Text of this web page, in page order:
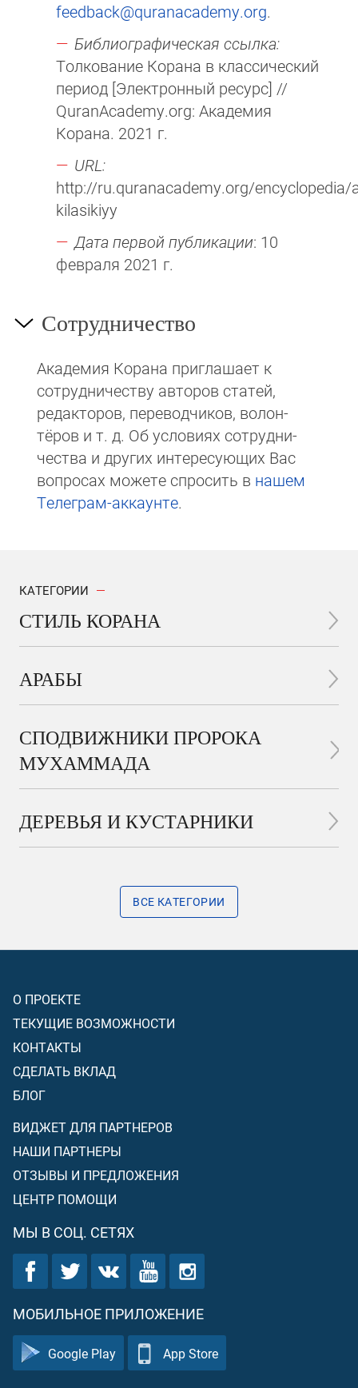
feedback@quranacademy.org.
Библиографическая ссылка:
Толкование Корана в классический
период [Электронный ресурс] //
QuranAcademy.org: Академия
Корана. 2021 г.
URL:
http://ru.quranacademy.org/
kilasikiyy
Дата первой публикации: 10
февраля 2021 г.
Сотрудничество
Академия Корана при­гла­ша­ет к
сотруд­ни­чест­ву авторов статей,
редакто­ров, пере­вод­чи­ков, волон­
тёров и т. д. Об ус­ло­виях сотрудни­
чест­ва и других интере­сую­щих Вас
вопросах мо­же­те спросить в на­шем
Те­ле­грам-ак­каунте.
КАТЕГОРИИ
СТИЛЬ КОРАНА
АРАБЫ
СПОДВИЖНИКИ ПРОРОКА
МУХАММАДА
ДЕРЕВЬЯ И КУСТАРНИКИ
ВСЕ КАТЕГОРИИ
О ПРОЕКТЕ
ТЕКУЩИЕ ВОЗМОЖНОСТИ
КОНТАКТЫ
СДЕЛАТЬ ВКЛАД
БЛОГ
ВИДЖЕТ ДЛЯ ПАРТНЕРОВ
НАШИ ПАРТНЕРЫ
ОТЗЫВЫ И ПРЕДЛОЖЕНИЯ
ЦЕНТР ПОМОЩИ
МЫ В СОЦ. СЕТЯХ
МОБИЛЬНОЕ ПРИЛОЖЕНИЕ
Google Play App Store